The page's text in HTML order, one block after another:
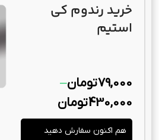
خرید رندوم کی
استیم
79,000تومان–
430,000تومان
هم اکنون سفارش دهید